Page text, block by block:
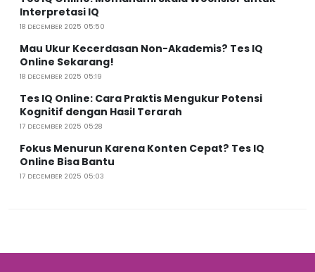
Interpretasi IQ
18 DECEMBER 2025 05:50
Mau Ukur Kecerdasan Non-Akademis? Tes IQ
Online Sekarang!
18 DECEMBER 2025 05:19
Tes IQ Online: Cara Praktis Mengukur Potensi
Kognitif dengan Hasil Terarah
17 DECEMBER 2025 05:28
Fokus Menurun Karena Konten Cepat? Tes IQ
Online Bisa Bantu
17 DECEMBER 2025 05:03